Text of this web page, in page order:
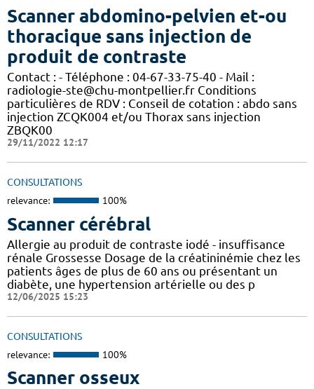
Scanner abdomino-pelvien et-ou
thoracique sans injection de
produit de contraste
Contact : - Téléphone : 04-67-33-75-40 - Mail :
radiologie-ste@chu-montpellier.fr Conditions
particulières de RDV : Conseil de cotation : abdo sans
injection ZCQK004 et/ou Thorax sans injection
ZBQK00
29/11/2022 12:17
CONSULTATIONS
relevance: 100%
Scanner cérébral
Allergie au produit de contraste iodé - insuffisance
rénale Grossesse Dosage de la créatininémie chez les
patients âges de plus de 60 ans ou présentant un
diabète, une hypertension artérielle ou des p
12/06/2025 15:23
CONSULTATIONS
relevance: 100%
Scanner osseux